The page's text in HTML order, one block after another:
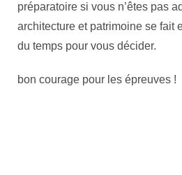
préparatoire si vous n’êtes pas
architecture et patrimoine se fait
du temps pour vous décider.
bon courage pour les épreuves !